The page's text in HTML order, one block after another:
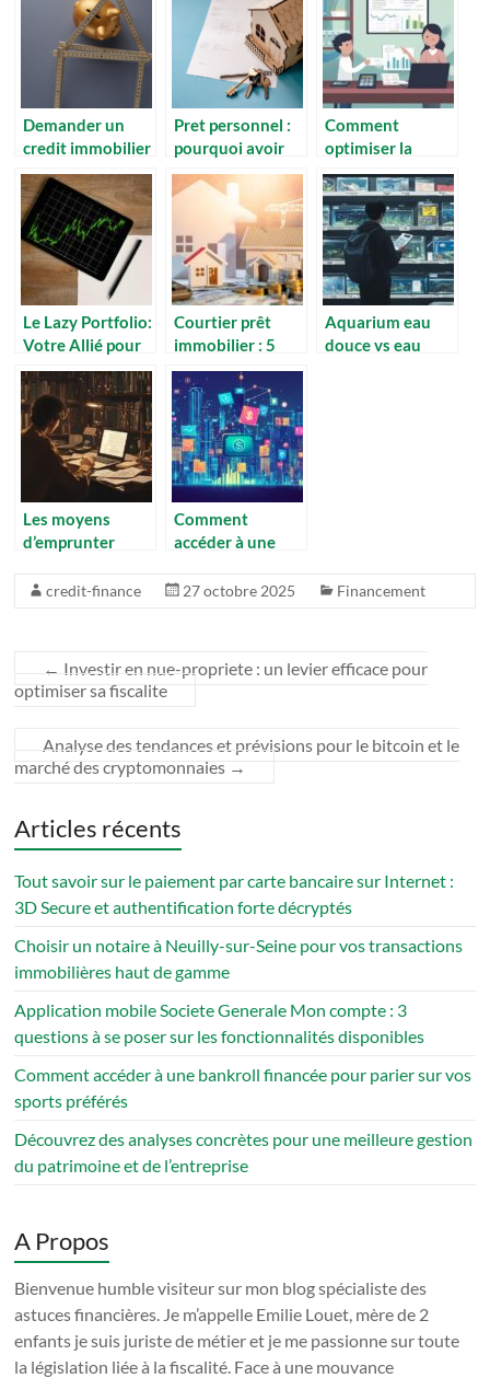
solutions
faire ?
Demander un
credit immobilier
: quels sont les
avantages quand
on est
fonctionnaire ?
Pret personnel :
pourquoi avoir
recours a ce
genre de pret ?
Comment
optimiser la
transmission de
patrimoine grâce
à des stratégies
fiscales efficaces
Le Lazy Portfolio:
Votre Allié pour
Investir
Intelligent… et en
Mode Zen !
Courtier prêt
immobilier : 5
raisons de faire
appel à un expert
pour votre
financement
Aquarium eau
douce vs eau
Les moyens
d’emprunter
sans revenus : le
financiere
Comment
accéder à une
pour parier sur
credit-finance 27 octobre 2025 Financement
← Investir en nue-propriete : un levier efficace pour
optimiser sa fiscalite
Analyse des tendances et prévisions pour le bitcoin et le
marché des cryptomonnaies →
Articles récents
Tout savoir sur le paiement par carte bancaire sur Internet :
3D Secure et authentification forte décryptés
Choisir un notaire à Neuilly-sur-Seine pour vos transactions
immobilières haut de gamme
Application mobile Societe Generale Mon compte : 3
questions à se poser sur les fonctionnalités disponibles
Comment accéder à une bankroll financée pour parier sur vos
sports préférés
Découvrez des analyses concrètes pour une meilleure gestion
du patrimoine et de l’entreprise
A Propos
Bienvenue humble visiteur sur mon blog spécialiste des
astuces financières. Je m’appelle Emilie Louet, mère de 2
enfants je suis juriste de métier et je me passionne sur toute
la législation liée à la fiscalité. Face à une mouvance